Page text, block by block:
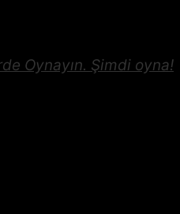
Oynayın. Şimdi oyna!